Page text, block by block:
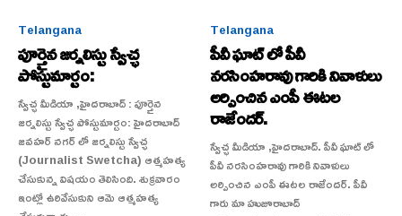
Telangana
పూర్తైన జర్నలిస్టు స్వేచ్ఛ
పోస్టుమార్టం:
స్వేచ్ఛ మీడియా ,హైదరాబాద్ : పూర్తైన
జర్నలిస్టు స్వేచ్ఛ పోస్టుమార్టం: హైదరాబాద్
జవహర్ నగర్ లో జర్నలిస్టు స్వేచ్ఛ
(Journalist Swetcha) ఆత్మహత్య
చేసుకున్న విషయం తెలిసింది. శుక్రవారం
ఇంట్లో ఉరివేసుకుని ఆమె ఆత్మహత్య
Telangana
పీవీ ఘాట్ లో పీవీ
నరసింహరావు గారికి నివాళులు
అర్పించిన ఎంపీ ఈటల
రాజేందర్.
స్వేచ్ఛ మీడియా ,హైదరాబాద్. పీవీ ఘాట్ లో
పీవీ నరసింహరావు గారికి నివాళులు
అర్పించిన ఎంపీ ఈటల రాజేందర్. పీవీ
గారు మా హుజూరాబాద్